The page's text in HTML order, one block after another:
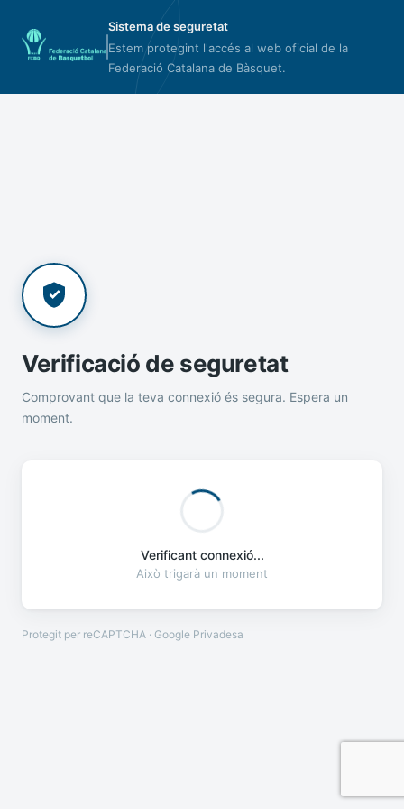
Sistema de seguretat
Estem protegint l'accés al web oficial de la
Federació Catalana de Bàsquet.
Verificació de seguretat
Comprovant que la teva connexió és segura. Espera un
moment.
Verificant connexió...
Això trigarà un moment
Protegit per reCAPTCHA · Google Privadesa